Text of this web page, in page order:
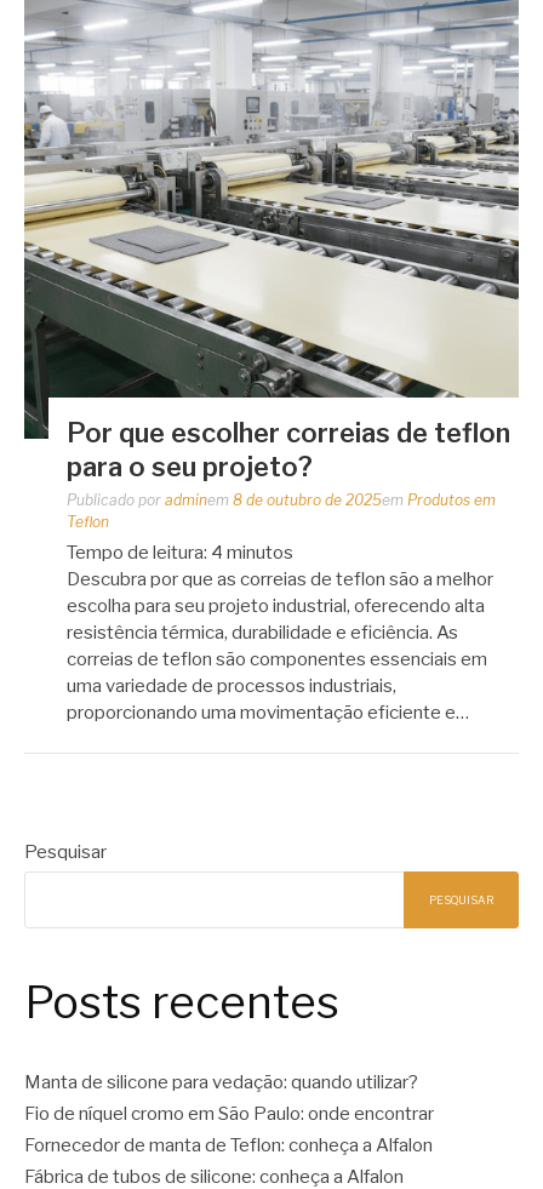
Por que escolher correias de teflon
para o seu projeto?
Publicado por adminem 8 de outubro de 2025em Produtos em
Teflon
Tempo de leitura: 4 minutos
Descubra por que as correias de teflon são a melhor
escolha para seu projeto industrial, oferecendo alta
resistência térmica, durabilidade e eficiência. As
correias de teflon são componentes essenciais em
uma variedade de processos industriais,
proporcionando uma movimentação eficiente e…
Pesquisar
PESQUISAR
Posts recentes
Manta de silicone para vedação: quando utilizar?
Fio de níquel cromo em São Paulo: onde encontrar
Fornecedor de manta de Teflon: conheça a Alfalon
Fábrica de tubos de silicone: conheça a Alfalon